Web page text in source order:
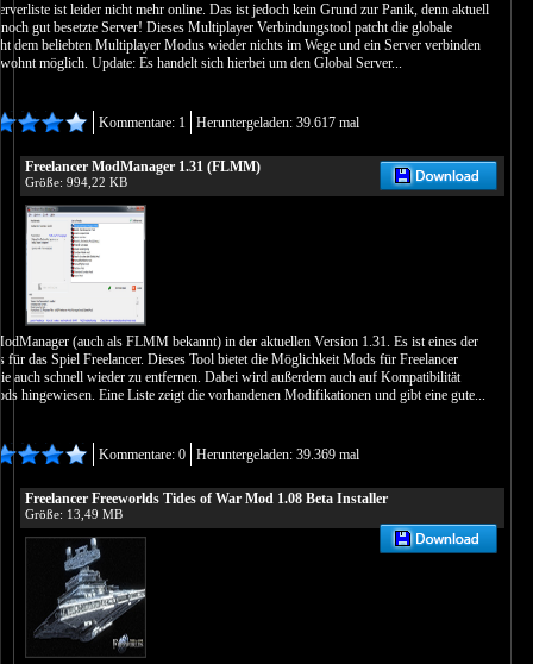
ist leider nicht mehr online. Das ist jedoch kein Grund zur Panik, denn aktuell
gut besetzte Server! Dieses Multiplayer Verbindungstool patcht die globale
dem beliebten Multiplayer Modus wieder nichts im Wege und ein Server verbinden
möglich. Update: Es handelt sich hierbei um den Global Server...
Kommentare: 1 Heruntergeladen: 39.617 mal
Freelancer ModManager 1.31 (FLMM)
Größe: 994,22 KB
(auch als FLMM bekannt) in der aktuellen Version 1.31. Es ist eines der
für das Spiel Freelancer. Dieses Tool bietet die Möglichkeit Mods für Freelancer
auch schnell wieder zu entfernen. Dabei wird außerdem auch auf Kompatibilität
hingewiesen. Eine Liste zeigt die vorhandenen Modifikationen und gibt eine gute...
Kommentare: 0 Heruntergeladen: 39.369 mal
Freelancer Freeworlds Tides of War Mod 1.08 Beta Installer
Größe: 13,49 MB